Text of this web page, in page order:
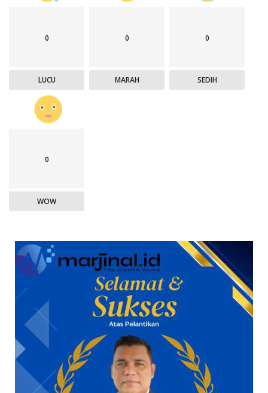
0
LUCU
0
MARAH
0
SEDIH
0
WOW